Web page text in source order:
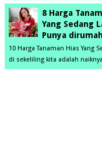
8 Harga
Yang Sedang
Punya
10 Harga Tanaman Hias Yang
di sekeliling kita adalah